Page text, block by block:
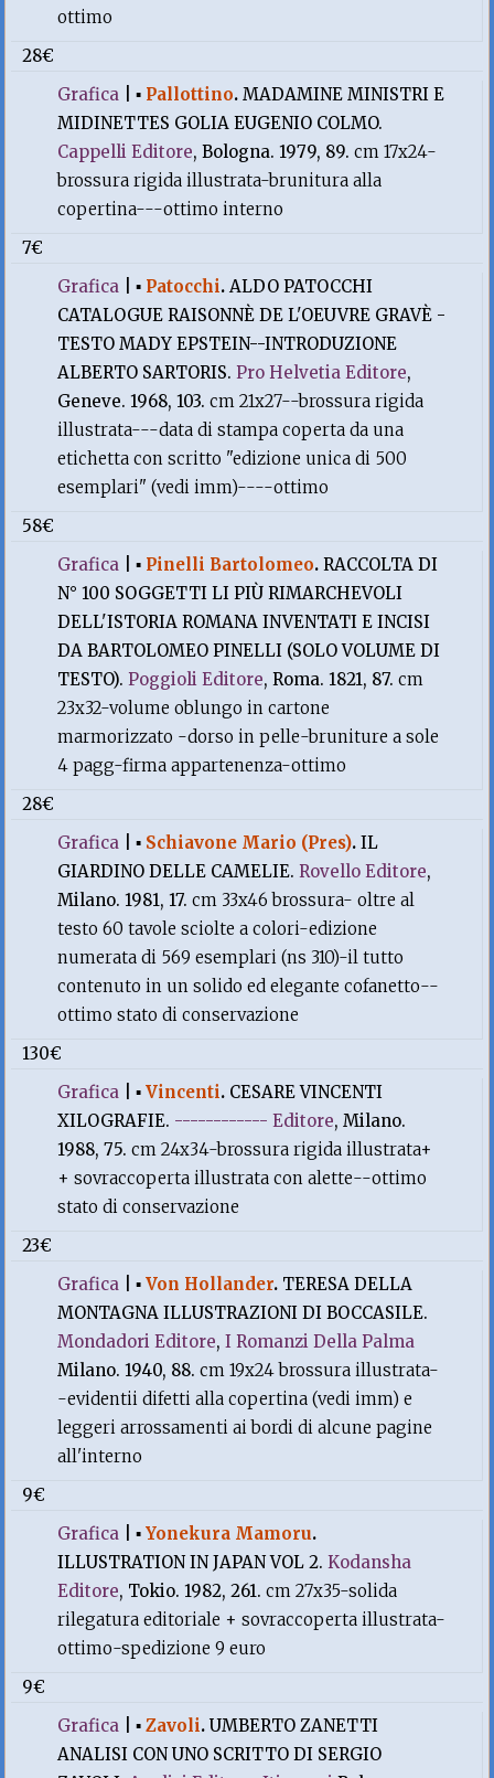
ottimo
28€
Grafica |▪ Pallottino.MADAMINE MINISTRI E
MIDINETTES GOLIA EUGENIO COLMO.
Cappelli Editore, Bologna. 1979, 89.cm 17x24-
brossura rigida illustrata-brunitura alla
copertina---ottimo interno
7€
Grafica |▪ Patocchi.ALDO PATOCCHI
CATALOGUE RAISONNÈ DE L'OEUVRE GRAVÈ -
TESTO MADY EPSTEIN--INTRODUZIONE
ALBERTO SARTORIS.Pro Helvetia Editore,
Geneve. 1968, 103.cm 21x27--brossura rigida
illustrata---data di stampa coperta da una
etichetta con scritto "edizione unica di 500
esemplari" (vedi imm)----ottimo
58€
Grafica |▪ Pinelli Bartolomeo.RACCOLTA DI
N° 100 SOGGETTI LI PIÙ RIMARCHEVOLI
DELL'ISTORIA ROMANA INVENTATI E INCISI
DA BARTOLOMEO PINELLI (SOLO VOLUME DI
TESTO).Poggioli Editore, Roma. 1821, 87.cm
23x32-volume oblungo in cartone
marmorizzato -dorso in pelle-bruniture a sole
4 pagg-firma appartenenza-ottimo
28€
Grafica |▪ Schiavone Mario (Pres).IL
GIARDINO DELLE CAMELIE.Rovello Editore,
Milano. 1981, 17.cm 33x46 brossura- oltre al
testo 60 tavole sciolte a colori-edizione
numerata di 569 esemplari (ns 310)-il tutto
contenuto in un solido ed elegante cofanetto--
ottimo stato di conservazione
130€
Grafica |▪Vincenti. CESARE VINCENTI
XILOGRAFIE. ------------ Editore, Milano.
1988, 75.cm 24x34-brossura rigida illustrata+
+ sovraccoperta illustrata con alette--ottimo
stato di conservazione
23€
Grafica |▪Von Hollander. TERESA DELLA
MONTAGNA ILLUSTRAZIONI DI BOCCASILE.
Mondadori Editore,I Romanzi Della Palma
Milano. 1940, 88.cm 19x24 brossura illustrata-
-evidentii difetti alla copertina (vedi imm) e
leggeri arrossamenti ai bordi di alcune pagine
all'interno
9€
Grafica |▪Yonekura Mamoru.
ILLUSTRATION IN JAPAN VOL 2.Kodansha
Editore, Tokio. 1982, 261.cm 27x35-solida
rilegatura editoriale + sovraccoperta illustrata-
ottimo-spedizione 9 euro
9€
Grafica |▪Zavoli.UMBERTO ZANETTI
ANALISI CON UNO SCRITTO DI SERGIO